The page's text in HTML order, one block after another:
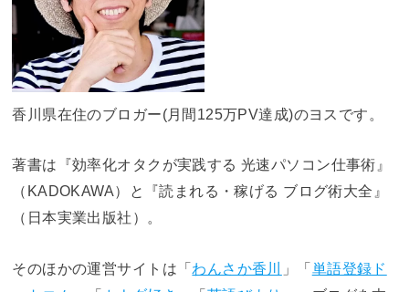
香川県在住のブロガー(月間125万PV達成)のヨスです。
著書は『効率化オタクが実践する 光速パソコン仕事術』
（KADOKAWA）と『読まれる・稼げる ブログ術大全』
（日本実業出版社）。
そのほかの運営サイトは「わんさか香川 」「 単語登録ド